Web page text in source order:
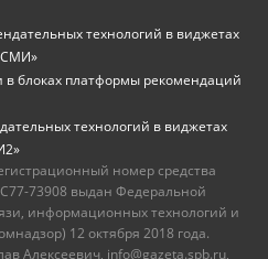
технологий в виджетах
в блоках платформы рекомендаций
технологий в виджетах
номер средства
73908 выдан Федеральной
информационных технологий и
12 октября 2018 года.
Алексеевич, info@gazeta.spb.ru,